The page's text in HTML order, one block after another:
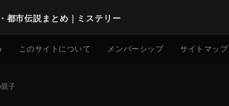
都市伝説まとめ｜ミステリー
このサイトについて メンバーシップ サイトマップ
子